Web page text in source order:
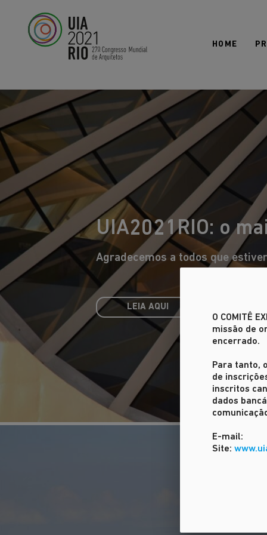
HOME
UIA2021RIO: o
Agradecemos a todos que
LEIA AQUI
ARQUITETURA 21
O COMITÊ
missão de
encerrado.
Para tanto,
de
inscritos
dados
E-mail:
Site: